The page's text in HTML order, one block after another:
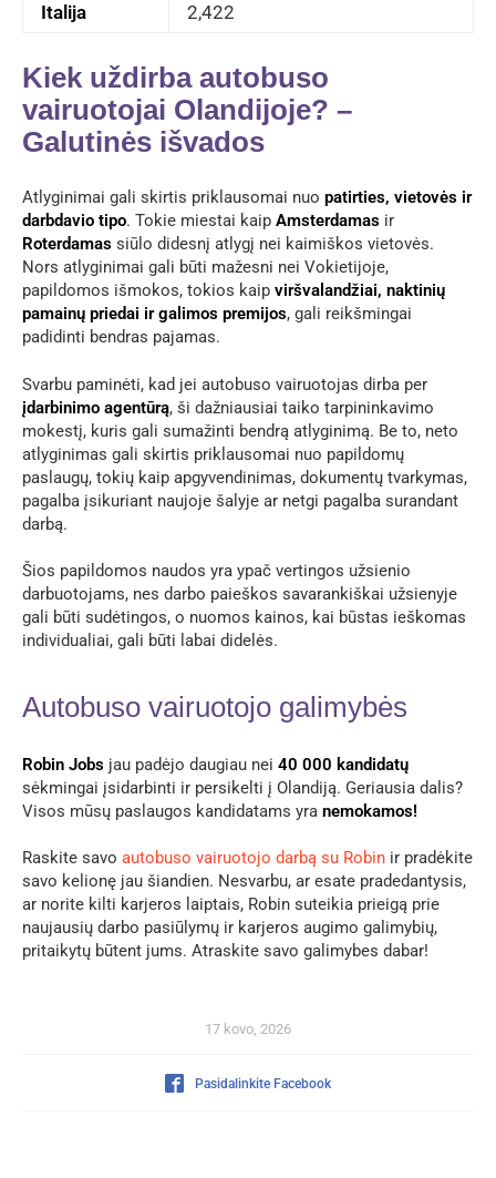
Italija
2,422
Kiek uždirba autobuso
vairuotojai Olandijoje? –
Galutinės išvados
Atlyginimai gali skirtis priklausomai nuo patirties, vietovės ir
darbdavio tipo. Tokie miestai kaip Amsterdamas ir
Roterdamas siūlo didesnį atlygį nei kaimiškos vietovės.
Nors atlyginimai gali būti mažesni nei Vokietijoje,
papildomos išmokos, tokios kaip viršvalandžiai, naktinių
pamainų priedai ir galimos premijos, gali reikšmingai
padidinti bendras pajamas.
Svarbu paminėti, kad jei autobuso vairuotojas dirba per
įdarbinimo agentūrą, ši dažniausiai taiko tarpininkavimo
mokestį, kuris gali sumažinti bendrą atlyginimą. Be to, neto
atlyginimas gali skirtis priklausomai nuo papildomų
paslaugų, tokių kaip apgyvendinimas, dokumentų tvarkymas,
pagalba įsikuriant naujoje šalyje ar netgi pagalba surandant
darbą.
Šios papildomos naudos yra ypač vertingos užsienio
darbuotojams, nes darbo paieškos savarankiškai užsienyje
gali būti sudėtingos, o nuomos kainos, kai būstas ieškomas
individualiai, gali būti labai didelės.
Autobuso vairuotojo galimybės
Robin Jobs jau padėjo daugiau nei 40 000 kandidatų
sėkmingai įsidarbinti ir persikelti į Olandiją. Geriausia dalis?
Visos mūsų paslaugos kandidatams yra nemokamos!
Raskite savo autobuso vairuotojo darbą su Robin ir pradėkite
savo kelionę jau šiandien. Nesvarbu, ar esate pradedantysis,
ar norite kilti karjeros laiptais, Robin suteikia prieigą prie
naujausių darbo pasiūlymų ir karjeros augimo galimybių,
pritaikytų būtent jums. Atraskite savo galimybes dabar!
17 kovo, 2026
Pasidalinkite Facebook